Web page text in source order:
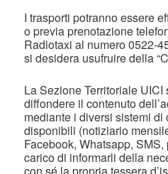
I trasporti potranno essere
o previa prenotazione
Radiotaxi al numero 0522-
si desidera usufruire della
La Sezione Territoriale UICI
diffondere il contenuto
mediante i diversi sistemi
disponibili (notiziario
Facebook, Whatsapp,
carico di informarli della